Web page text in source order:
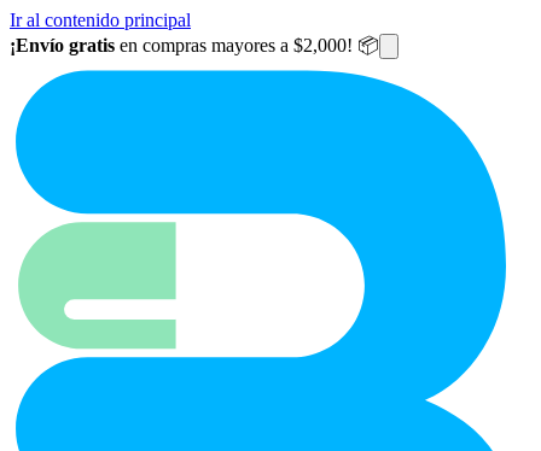
Ir al contenido principal
¡Envío gratis en compras mayores a $2,000! 📦